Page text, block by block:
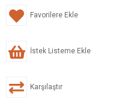
Favorilere Ekle
İstek Listeme Ekle
Karşılaştır